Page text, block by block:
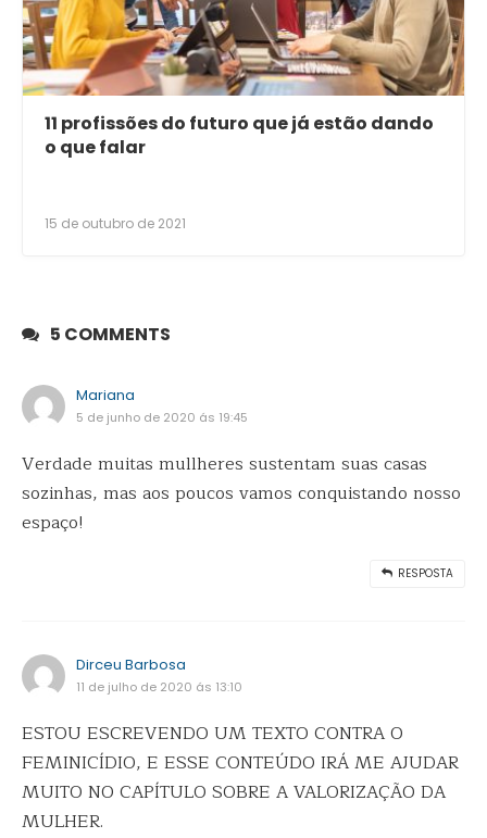
11 profissões do futuro que já estão dando
o que falar
15 de outubro de 2021
5 COMMENTS
Mariana
5 de junho de 2020 ás 19:45
Verdade muitas mullheres sustentam suas casas
sozinhas, mas aos poucos vamos conquistando nosso
espaço!
RESPOSTA
Dirceu Barbosa
11 de julho de 2020 ás 13:10
ESTOU ESCREVENDO UM TEXTO CONTRA O
FEMINICÍDIO, E ESSE CONTEÚDO IRÁ ME AJUDAR
MUITO NO CAPÍTULO SOBRE A VALORIZAÇÃO DA
MULHER.